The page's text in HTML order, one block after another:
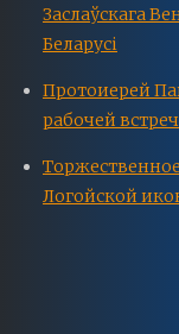
Заслаўскага
Беларусі
Протоиерей
рабочей
Логойской